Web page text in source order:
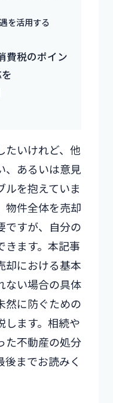
を活用する
費税のポイン
たいけれど、他
、あるいは意見
ルを抱えていま
物件全体を売却
ですが、自分の
きます。本記事
却における基本
ない場合の具体
然に防ぐための
します。相続や
た不動産の処分
までお読みく